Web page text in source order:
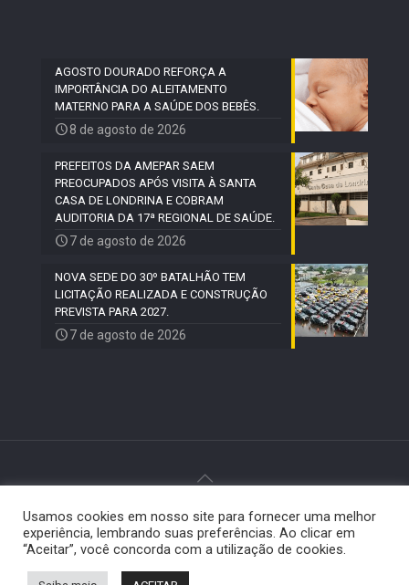
AGOSTO DOURADO REFORÇA A
IMPORTÂNCIA DO ALEITAMENTO
MATERNO PARA A SAÚDE DOS BEBÊS.
8 de agosto de 2026
PREFEITOS DA AMEPAR SAEM
PREOCUPADOS APÓS VISITA À SANTA
CASA DE LONDRINA E COBRAM
AUDITORIA DA 17ª REGIONAL DE SAÚDE.
7 de agosto de 2026
NOVA SEDE DO 30º BATALHÃO TEM
LICITAÇÃO REALIZADA E CONSTRUÇÃO
PREVISTA PARA 2027.
7 de agosto de 2026
© 2024 Paiquerê - Todos os direitos reservados |
Desenvolvido porElemento Visual .
Usamos cookies em nosso site para fornecer uma melhor
experiência, lembrando suas preferências. Ao clicar em
“Aceitar”, você concorda com a utilização de cookies.